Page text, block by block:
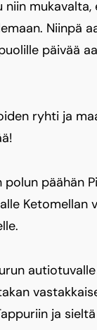
Niinpä
päivää
ryhti ja
päähän
Ketomellan
ja